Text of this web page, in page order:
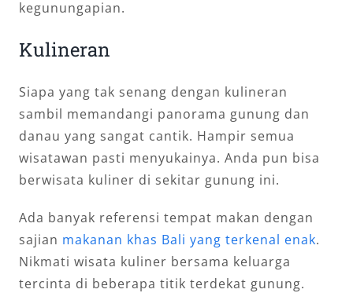
kegunungapian.
Kulineran
Siapa yang tak senang dengan kulineran
sambil memandangi panorama gunung dan
danau yang sangat cantik. Hampir semua
wisatawan pasti menyukainya. Anda pun bisa
berwisata kuliner di sekitar gunung ini.
Ada banyak referensi tempat makan dengan
sajian makanan khas Bali yang terkenal enak.
Nikmati wisata kuliner bersama keluarga
tercinta di beberapa titik terdekat gunung.